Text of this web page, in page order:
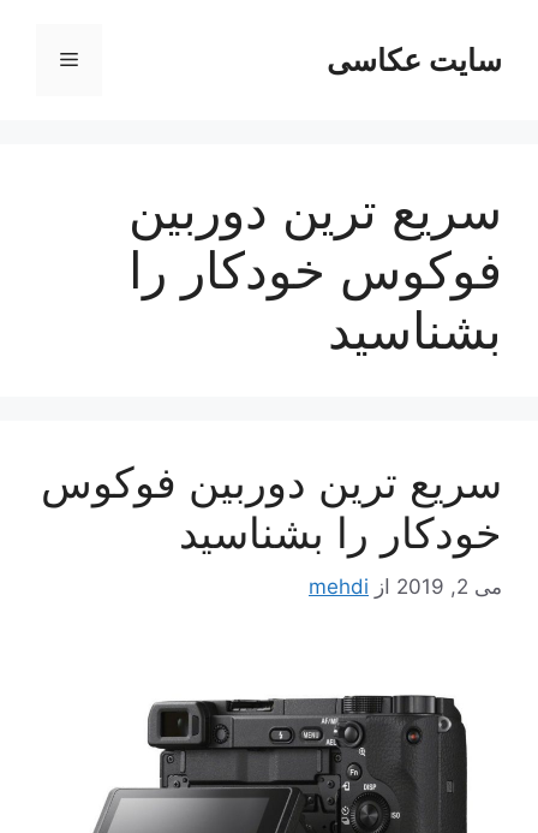
محتواسایت عکاسی فهرست
سریع ترین دوربین
فوکوس خودکار را
بشناسید
سریع ترین دوربین فوکوس
خودکار را بشناسید
می 2, 2019 از mehdi